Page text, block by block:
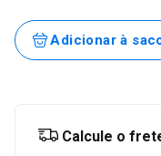
Entregas para o CEP:
Calcule o